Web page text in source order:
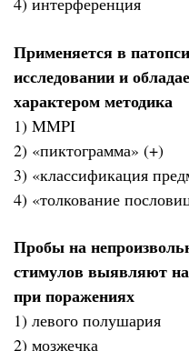
Применяется в
исследовании и
характером методика
1) MMPI
2) «пиктограмма» (+)
3) «классификация
4) «толкование
Пробы на
стимулов выявляют
при поражениях
1) левого полушария
2) мозжечка